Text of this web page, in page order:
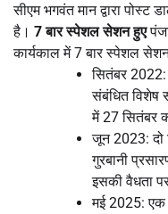
सीएम भगवंत मान द्वारा
है। 7 बार स्पेशल सेशन हुए
कार्यकाल में 7 बार स्पेशल
सितंबर
संबंधित विशेष
में 27 सितंबर
जून 2023: दो
गुरबानी
इसकी वैधता
मई 2025: एक